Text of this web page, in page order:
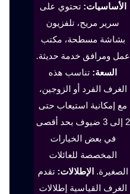
الأساسيات: تحتوي على
سرير مريح، تلفزيون
بشاشة مسطحة، مكتب
عمل ومرافق خدمة حديثة.
السعة: تناسب هذه
الغرف الفرد أو الزوجين،
مع إمكانية استيعاب حتى
2 إلى 3 ضيوف بحد أقصى
في بعض الخيارات
المخصصة للعائلات
الصغيرة. الإطلالات: تقدم
الغرف القياسية إطلالات